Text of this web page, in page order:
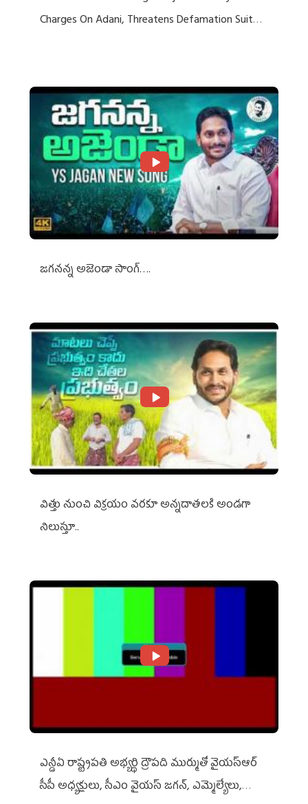
Charges On Adani, Threatens Defamation Suit
జగనన్న అజెండా సాంగ్….
విత్తు నుంచి విక్రయం వరకూ అన్నదాతలకి అండగా
నిలుస్తూ..
ఎన్డీఏ రాష్ట్ర‌ప‌తి అభ్య‌ర్థి ద్రౌప‌ది ముర్ముతో వైయ‌స్ఆర్
సీపీ అధ్య‌క్షులు, సీఎం వైయ‌స్ జ‌గ‌న్, ఎమ్మెల్యేలు,